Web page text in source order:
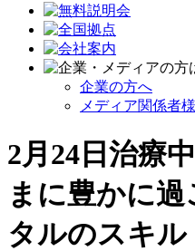
企業の方へ
メディア関係者
2月24日治療
まに豊かに
タルのスキル